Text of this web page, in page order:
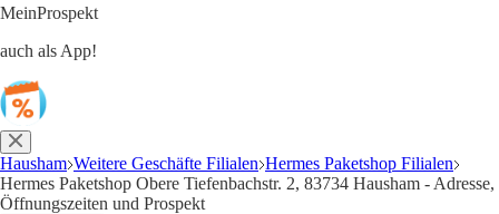
MeinProspekt
auch als App!
Hausham Weitere Geschäfte Filialen Hermes Paketshop Filialen
Hermes Paketshop Obere Tiefenbachstr. 2, 83734 Hausham - Adresse,
Öffnungszeiten und Prospekt